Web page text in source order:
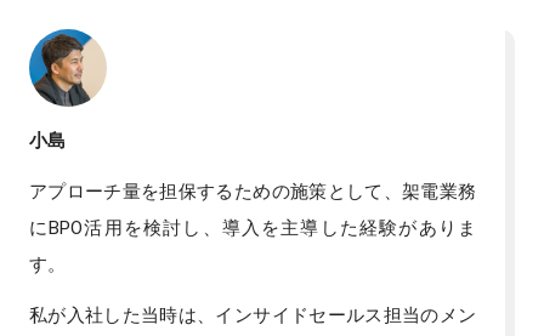
小島
アプローチ量を担保するための施策として、架電業務
にBPO活用を検討し、導入を主導した経験がありま
す。
私が入社した当時は、インサイドセールス担当のメン